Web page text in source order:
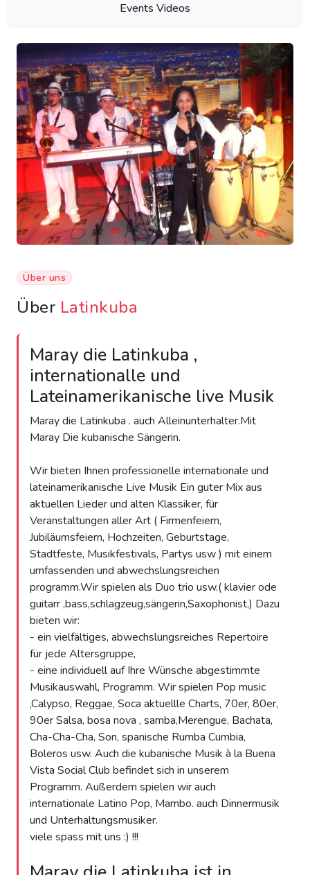
Events Videos
Über uns
Über Latinkuba
Maray die Latinkuba ,
internationalle und
Lateinamerikanische live Musik
Maray die Latinkuba . auch Alleinunterhalter.Mit
Maray Die kubanische Sängerin.
Wir bieten Ihnen professionelle internationale und
lateinamerikanische Live Musik Ein guter Mix aus
aktuellen Lieder und alten Klassiker, für
Veranstaltungen aller Art ( Firmenfeiern,
Jubiläumsfeiern, Hochzeiten, Geburtstage,
Stadtfeste, Musikfestivals, Partys usw ) mit einem
umfassenden und abwechslungsreichen
programm.Wir spielen als Duo trio usw.( klavier ode
guitarr ,bass,schlagzeug,sängerin,Saxophonist,) Dazu
bieten wir:
- ein vielfältiges, abwechslungsreiches Repertoire
für jede Altersgruppe,
- eine individuell auf Ihre Wünsche abgestimmte
Musikauswahl, Programm. Wir spielen Pop music
,Calypso, Reggae, Soca aktuellle Charts, 70er, 80er,
90er Salsa, bosa nova , samba,Merengue, Bachata,
Cha-Cha-Cha, Son, spanische Rumba Cumbia,
Boleros usw. Auch die kubanische Musik à la Buena
Vista Social Club befindet sich in unserem
Programm. Außerdem spielen wir auch
internationale Latino Pop, Mambo. auch Dinnermusik
und Unterhaltungsmusiker.
viele spass mit uns :) !!!